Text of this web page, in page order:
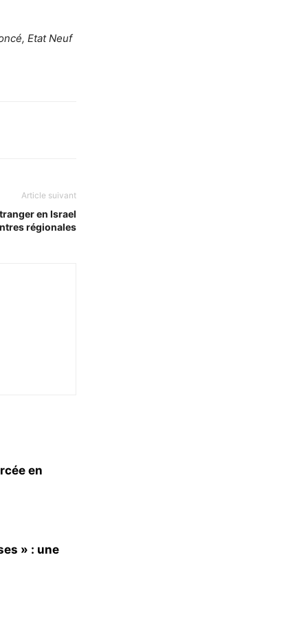
Etat Neuf
Article suivant
en Israel
régionales
en
» : une